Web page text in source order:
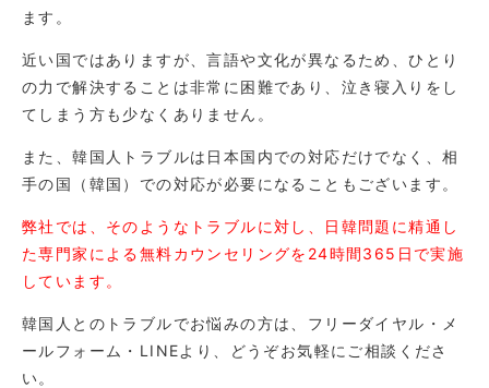
ます。
近い国ではありますが、言語や文化が異なるため、ひとり
の力で解決することは非常に困難であり、泣き寝入りをし
てしまう方も少なくありません。
また、韓国人トラブルは日本国内での対応だけでなく、相
手の国（韓国）での対応が必要になることもございます。
弊社では、そのようなトラブルに対し、日韓問題に精通し
た専門家による無料カウンセリングを24時間365日で実施
しています。
韓国人とのトラブルでお悩みの方は、フリーダイヤル・メ
ールフォーム・LINEより、どうぞお気軽にご相談くださ
い。